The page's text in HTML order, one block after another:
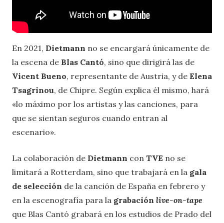
En 2021, Dietmann no se encargará únicamente de
la escena de Blas Cantó, sino que dirigirá las de
Vicent Bueno, representante de Austria, y de Elena
Tsagrinou, de Chipre. Según explica él mismo, hará
«lo máximo por los artistas y las canciones, para
que se sientan seguros cuando entran al
escenario».
La colaboración de Dietmann con TVE no se
limitará a Rotterdam, sino que trabajará en la gala
de selección de la canción de España en febrero y
en la escenografía para la grabación live-on-tape
que Blas Cantó grabará en los estudios de Prado del